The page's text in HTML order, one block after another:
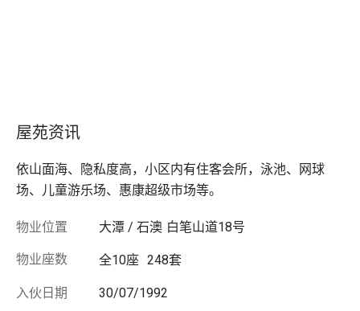
屋苑资讯
依山面海、隐私度高，小区内有住客会所，泳池、网球
场、儿童游乐场、惠康超级市场等。
物业位置 大潭 / 石澳 白笔山道18号
物业座数 全10座 248套
入伙日期 30/07/1992